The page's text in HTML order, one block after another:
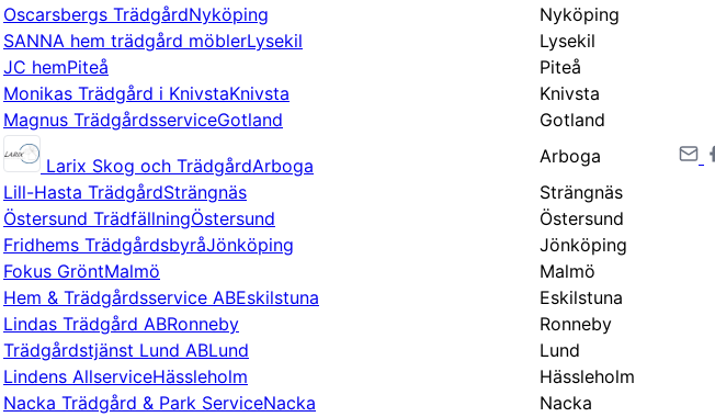
Oscarsbergs TrädgårdNyköping Nyköping
SANNA hem trädgård möblerLysekil Lysekil
JC hemPiteå Piteå
Monikas Trädgård i KnivstaKnivsta Knivsta
Magnus TrädgårdsserviceGotland Gotland
Larix Skog och TrädgårdArboga Arboga
Lill-Hasta TrädgårdSträngnäs Strängnäs
Östersund TrädfällningÖstersund Östersund
Fridhems TrädgårdsbyråJönköping Jönköping
Fokus GröntMalmö Malmö
Hem & Trädgårdsservice ABEskilstuna Eskilstuna
Lindas Trädgård ABRonneby Ronneby
Trädgårdstjänst Lund ABLund Lund
Lindens AllserviceHässleholm Hässleholm
Nacka Trädgård & Park ServiceNacka Nacka